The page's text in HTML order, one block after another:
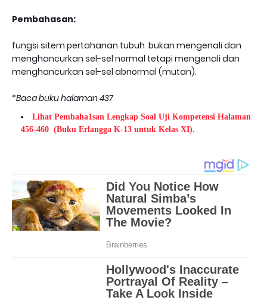
Pembahasan:
fungsi sitem pertahanan tubuh bukan mengenali dan
menghancurkan sel-sel normal tetapi mengenali dan
menghancurkan sel-sel abnormal (mutan).
*Baca buku halaman 437
Lihat Pembaha1san Lengkap Soal Uji Kompetensi Halaman
456-460 (Buku Erlangga K-13 untuk Kelas XI).